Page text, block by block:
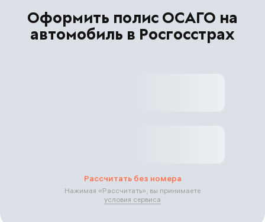
Оформить полис ОСАГО на
автомобиль в Росгосстрах
Рассчитать без номера
Нажимая «Рассчитать», вы принимаете
условия сервиса